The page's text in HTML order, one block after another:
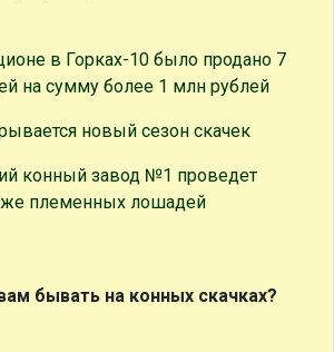
в Горках-10 было продано 7
на сумму более 1 млн рублей
новый сезон скачек
конный завод №1 проведет
племенных лошадей
бывать на конных скачках?